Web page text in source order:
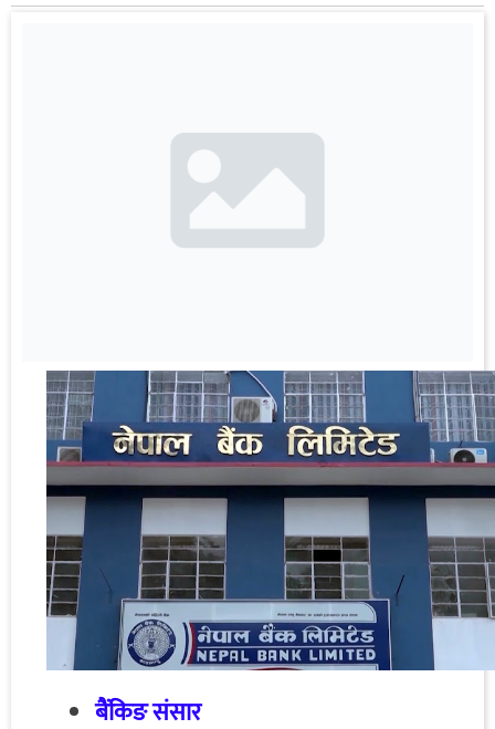
बैंकिङ संसार